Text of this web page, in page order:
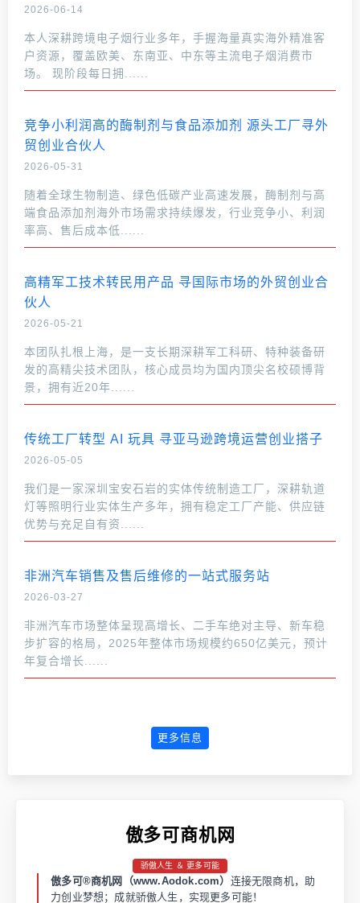
2026-06-14
本人深耕跨境电子烟行业多年，手握海量真实海外精准客
户资源，覆盖欧美、东南亚、中东等主流电子烟消费市
场。 现阶段每日拥......
竞争小利润高的酶制剂与食品添加剂 源头工厂寻外
贸创业合伙人
2026-05-31
随着全球生物制造、绿色低碳产业高速发展，酶制剂与高
端食品添加剂海外市场需求持续爆发，行业竞争小、利润
率高、售后成本低......
高精军工技术转民用产品 寻国际市场的外贸创业合
伙人
2026-05-21
本团队扎根上海，是一支长期深耕军工科研、特种装备研
发的高精尖技术团队，核心成员均为国内顶尖名校硕博背
景，拥有近20年......
传统工厂转型 AI 玩具 寻亚马逊跨境运营创业搭子
2026-05-05
我们是一家深圳宝安石岩的实体传统制造工厂，深耕轨道
灯等照明行业实体生产多年，拥有稳定工厂产能、供应链
优势与充足自有资......
非洲汽车销售及售后维修的一站式服务站
2026-03-27
非洲汽车市场整体呈现高增长、二手车绝对主导、新车稳
步扩容的格局，2025年整体市场规模约650亿美元，预计
年复合增长......
更多信息
傲多可商机网
骄傲人生 ＆ 更多可能
傲多可®商机网（www.Aodok.com） 连接无限商机，助
力创业梦想；成就骄傲人生，实现更多可能！